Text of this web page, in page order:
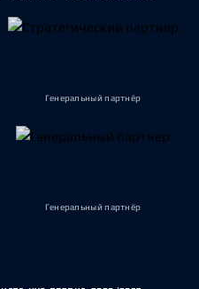
Генеральный партнёр
Генеральный партнёр